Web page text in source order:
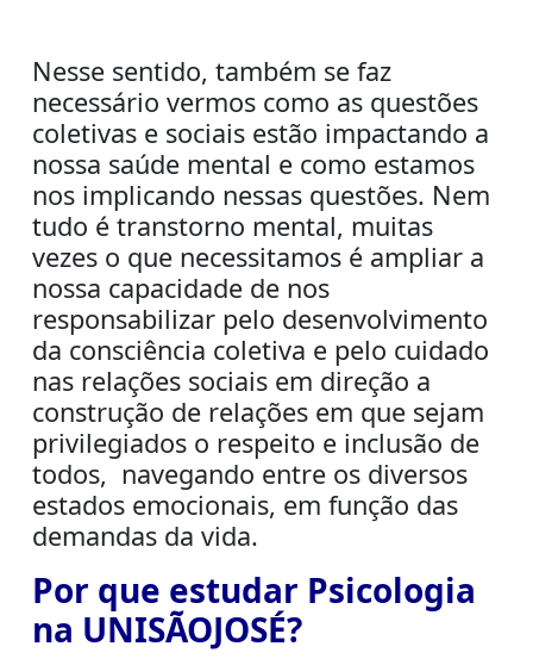
Nesse sentido, também se faz
necessário vermos como as questões
coletivas e sociais estão impactando a
nossa saúde mental e como estamos
nos implicando nessas questões. Nem
tudo é transtorno mental, muitas
vezes o que necessitamos é ampliar a
nossa capacidade de nos
responsabilizar pelo desenvolvimento
da consciência coletiva e pelo cuidado
nas relações sociais em direção a
construção de relações em que sejam
privilegiados o respeito e inclusão de
todos, navegando entre os diversos
estados emocionais, em função das
demandas da vida.
Por que estudar Psicologia
na UNISÃOJOSÉ?